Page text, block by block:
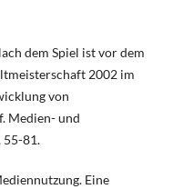
dem Spiel ist vor dem
2002 im
von
Medien- und
55-81.
Eine